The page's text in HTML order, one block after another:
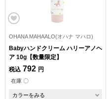
OHANA MAHAALO(オハナ マハロ)
Babyハンドクリーム ハリーアノヘ
ア 10g【数量限定】
税込 792 円
在庫 〇
カラーをみる